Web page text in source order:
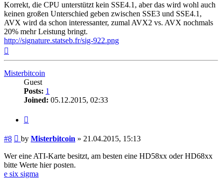
Korrekt, die CPU unterstützt kein SSE4.1, aber das wird wohl auch
keinen großen Unterschied geben zwischen SSE3 und SSE4.1,
AVX wird da schon interessanter, zumal AVX2 vs. AVX nochmals
20% mehr Leistung bringt.
http://signature.statseb.fr/sig-922.png
Misterbitcoin
Guest
Posts: 1
Joined: 05.12.2015, 02:33
#8 Post
by Misterbitcoin » 21.04.2015, 15:13
Wer eine ATI-Karte besitzt, am besten eine HD58xx oder HD68xx
bitte Werte hier posten.
e six sigma